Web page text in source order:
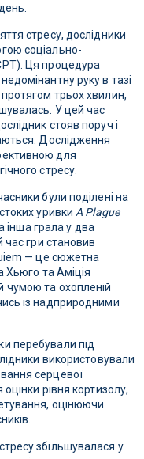
стресу, дослідники
соціально-
Ця процедура
руку в тазі
трьох хвилин,
У цей час
стояв поруч і
Дослідження
для
стресу.
були поділені на
уривки A Plague
інша грала у два
час гри становив
— це сюжетна
Хьюго та Аміція
чумою та охопленій
із надприродними
перебували під
використовували
серцевої
рівня кортизолу,
оцінюючи
збільшувалася у